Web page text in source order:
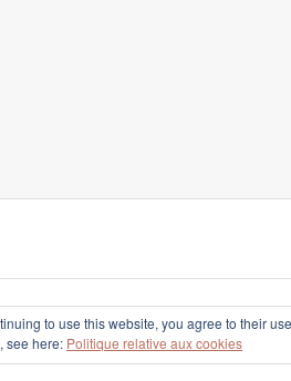
Fièrement
to use this website, you agree to their
see here: Politique relative aux cookies